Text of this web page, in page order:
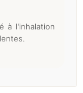
à l'inhalation